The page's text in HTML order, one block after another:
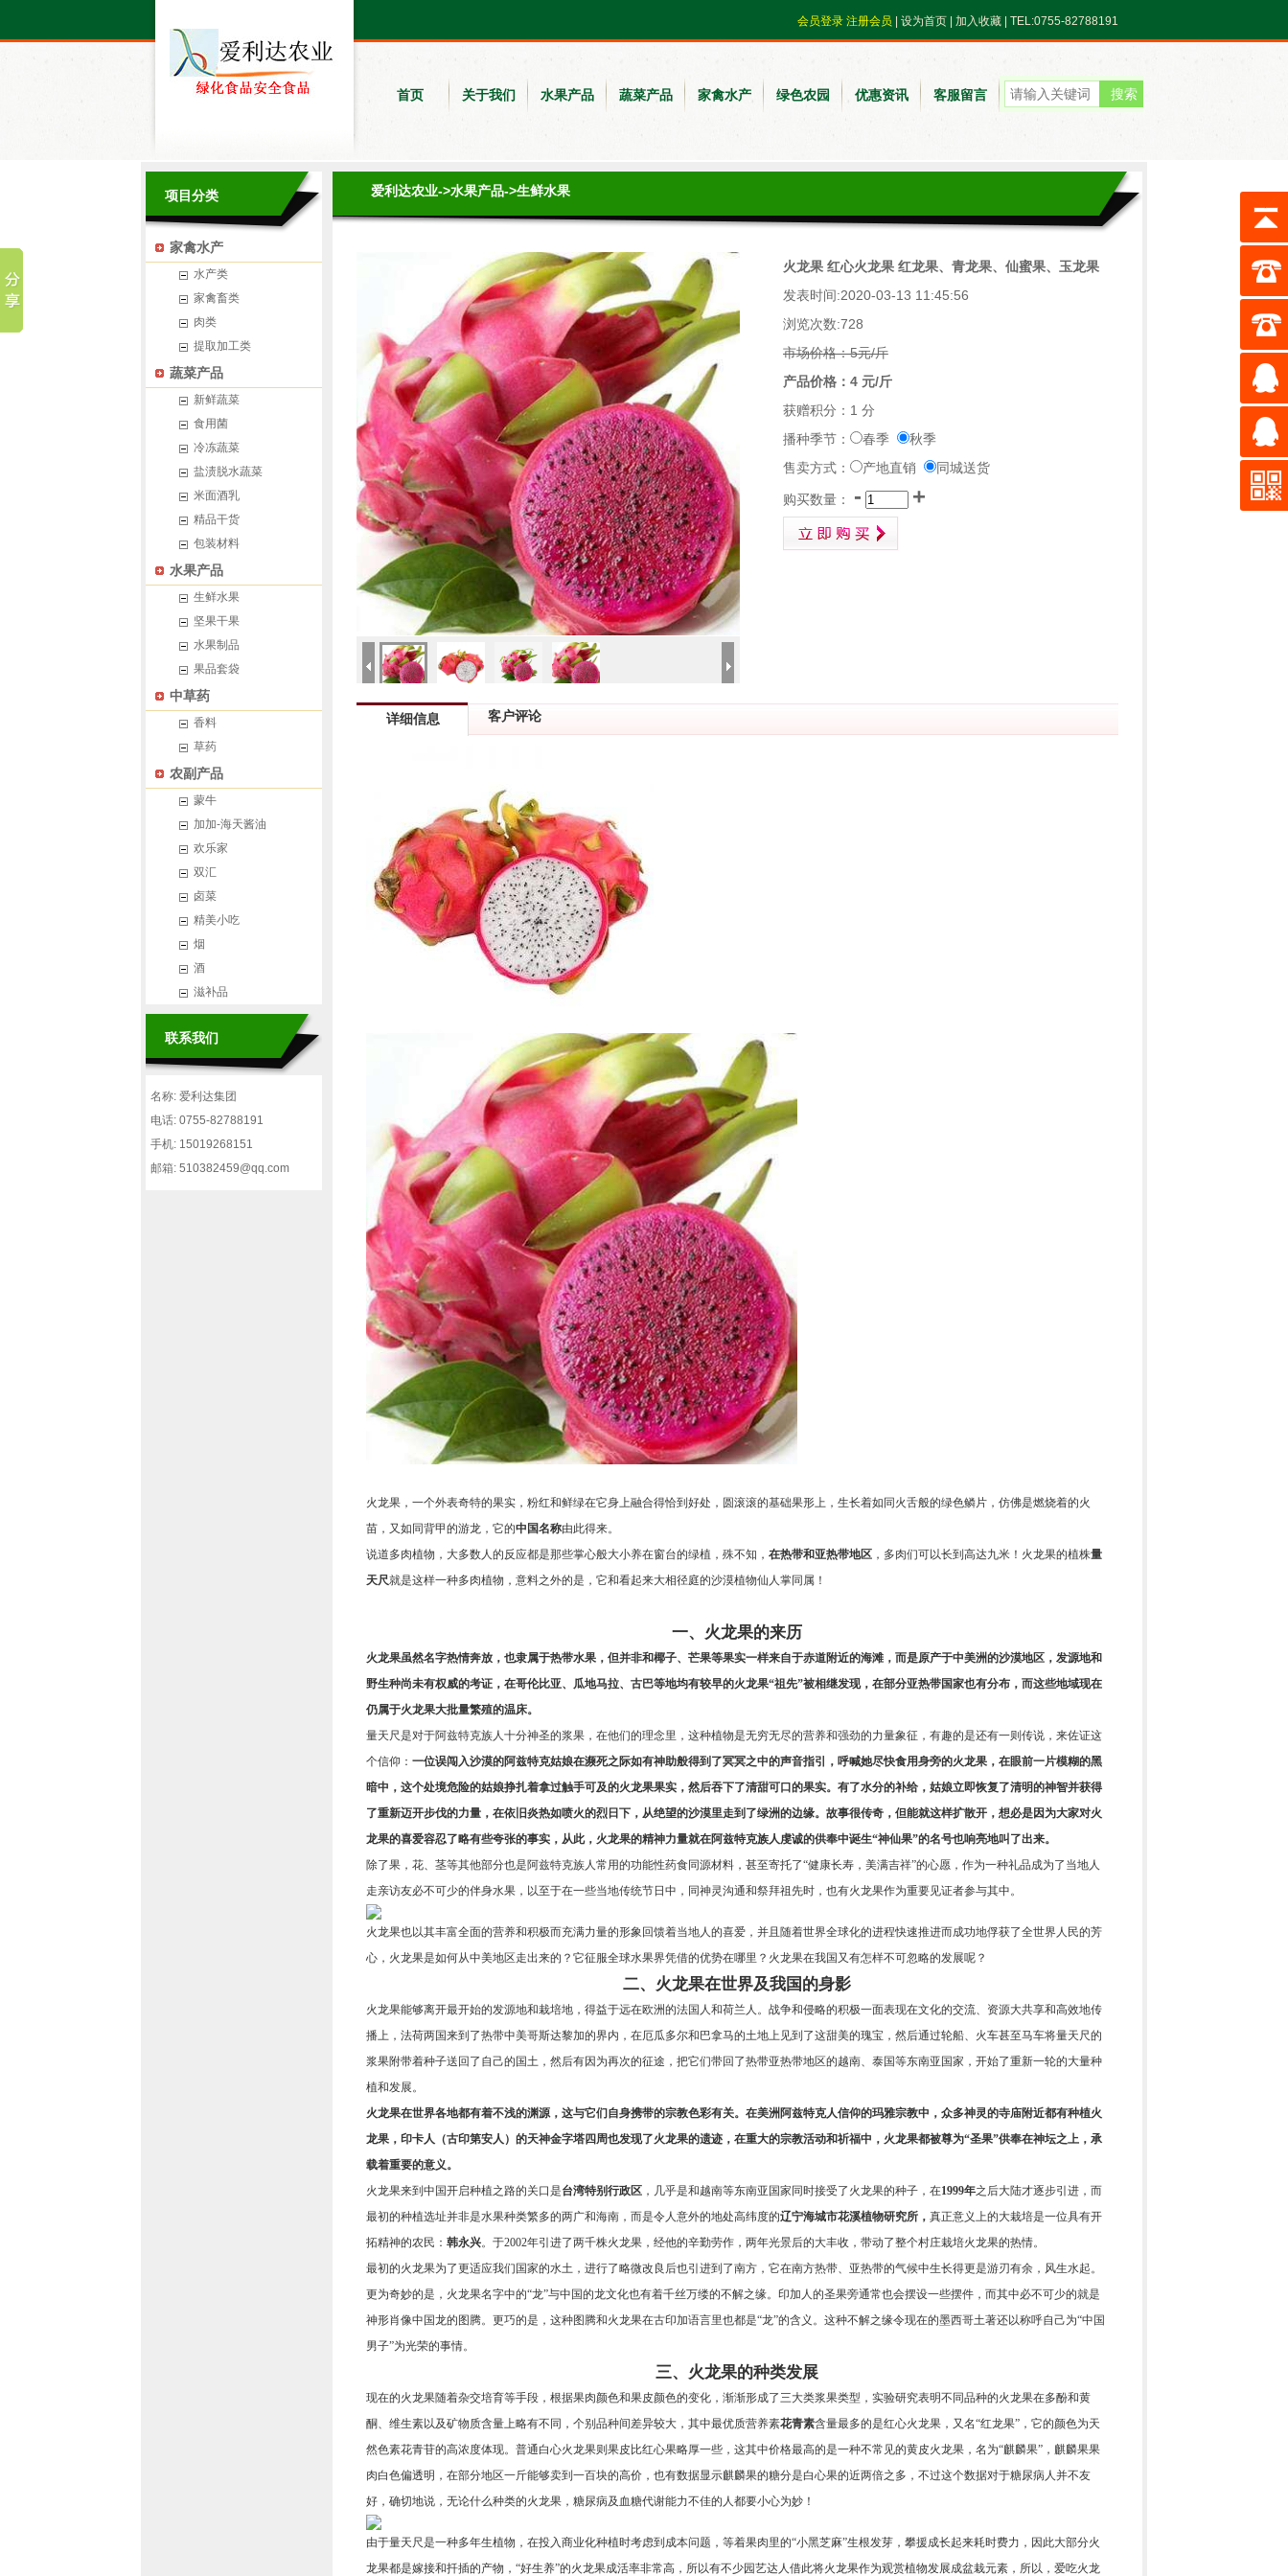
会员登录 注册会员 设为首页 加入收藏 | TEL:0755-82788191
首页 关于我们 水果产品 蔬菜产品 家禽水产 绿色农园 优惠资讯 客服留言
项目分类
家禽水产
水产类
家禽畜类
肉类
提取加工类
蔬菜产品
新鲜蔬菜
食用菌
冷冻蔬菜
盐渍脱水蔬菜
米面酒乳
精品干货
包装材料
水果产品
生鲜水果
坚果干果
水果制品
果品套袋
中草药
香料
草药
农副产品
蒙牛
加加-海天酱油
欢乐家
双汇
卤菜
精美小吃
烟
酒
滋补品
联系我们
名称: 爱利达集团
电话: 0755-82788191
手机: 15019268151
邮箱: 510382459@qq.com
爱利达农业->水果产品->生鲜水果
火龙果 红心火龙果 红龙果、青龙果、仙蜜果、玉龙果
发表时间:2020-03-13 11:45:56
浏览次数:728
市场价格：5元/斤
产品价格：4 元/斤
获赠积分：1 分
播种季节：
春季
秋季
售卖方式：
产地直销 同城送货
购买数量： - +
详细信息 客户评论
火龙果，一个外表奇特的果实，粉红和鲜绿在它身上融合得恰到好处，圆滚滚的基础果形上，生长着如同火舌般的绿色鳞片，仿佛是燃烧着的火
苗，又如同背甲的游龙，它的中国名称由此得来。
说道多肉植物，大多数人的反应都是那些掌心般大小养在窗台的绿植，殊不知，在热带和亚热带地区 ，多肉们可以长到高达九米！火龙果的植株量
天尺就是这样一种多肉植物，意料之外的是，它和看起来大相径庭的沙漠植物仙人掌同属！
一、火龙果的来历
火龙果虽然名字热情奔放，也隶属于热带水果，但并非和椰子、芒果等果实一样来自于赤道附近的海滩，而是原产于中美洲的沙漠地区，发源地和
野生种尚未有权威的考证，在哥伦比亚、瓜地马拉、古巴等地均有较早的火龙果“祖先”被相继发现，在部分亚热带国家也有分布，而这些地域现在
仍属于火龙果大批量繁殖的温床。
量天尺是对于阿兹特克族人十分神圣的浆果，在他们的理念里，这种植物是无穷无尽的营养和强劲的力量象征，有趣的是还有一则传说，来佐证这
个信仰：一位误闯入沙漠的阿兹特克姑娘在濒死之际如有神助般得到了冥冥之中的声音指引，呼喊她尽快食用身旁的火龙果，在眼前一片模糊的黑
暗中，这个处境危险的姑娘挣扎着拿过触手可及的火龙果果实，然后吞下了清甜可口的果实。有了水分的补给，姑娘立即恢复了清明的神智并获得
了重新迈开步伐的力量，在依旧炎热如喷火的烈日下，从绝望的沙漠里走到了绿洲的边缘。故事很传奇，但能就这样扩散开，想必是因为大家对火
龙果的喜爱容忍了略有些夸张的事实，从此，火龙果的精神力量就在阿兹特克族人虔诚的供奉中诞生“神仙果”的名号也响亮地叫了出来。
除了果，花、茎等其他部分也是阿兹特克族人常用的功能性药食同源材料，甚至寄托了“健康长寿，美满吉祥”的心愿，作为一种礼品成为了当地人
走亲访友必不可少的伴身水果，以至于在一些当地传统节日中，同神灵沟通和祭拜祖先时，也有火龙果作为重要见证者参与其中。
火龙果也以其丰富全面的营养和积极而充满力量的形象回馈着当地人的喜爱，并且随着世界全球化的进程快速推进而成功地俘获了全世界人民的芳
心，火龙果是如何从中美地区走出来的？它征服全球水果界凭借的优势在哪里？火龙果在我国又有怎样不可忽略的发展呢？
二、火龙果在世界及我国的身影
火龙果能够离开最开始的发源地和栽培地，得益于远在欧洲的法国人和荷兰人。战争和侵略的积极一面表现在文化的交流、资源大共享和高效地传
播上，法荷两国来到了热带中美哥斯达黎加的界内，在厄瓜多尔和巴拿马的土地上见到了这甜美的瑰宝，然后通过轮船、火车甚至马车将量天尺的
浆果附带着种子送回了自己的国土，然后有因为再次的征途，把它们带回了热带亚热带地区的越南、泰国等东南亚国家，开始了重新一轮的大量种
植和发展。
火龙果在世界各地都有着不浅的渊源，这与它们自身携带的宗教色彩有关。在美洲阿兹特克人信仰的玛雅宗教中，众多神灵的寺庙附近都有种植火
龙果，印卡人（古印第安人）的天神金字塔四周也发现了火龙果的遗迹，在重大的宗教活动和祈福中，火龙果都被尊为“圣果”供奉在神坛之上，承
载着重要的意义。
火龙果来到中国开启种植之路的关口是台湾特别行政区 ，几乎是和越南等东南亚国家同时接受了火龙果的种子，在1999年之后大陆才逐步引进，而
最初的种植选址并非是水果种类繁多的两广和海南，而是令人意外的地处高纬度的辽宁海城市花溪植物研究所，真正意义上的大栽培是一位具有开
拓精神的农民：韩永兴。于2002年引进了两千株火龙果，经他的辛勤劳作，两年光景后的大丰收，带动了整个村庄栽培火龙果的热情。
最初的火龙果为了更适应我们国家的水土，进行了略微改良后也引进到了南方，它在南方热带、亚热带的气候中生长得更是游刃有余，风生水起。
更为奇妙的是，火龙果名字中的“龙”与中国的龙文化也有着千丝万缕的不解之缘。印加人的圣果旁通常也会摆设一些摆件，而其中必不可少的就是
神形肖像中国龙的图腾。更巧的是，这种图腾和火龙果在古印加语言里也都是“龙”的含义。这种不解之缘令现在的墨西哥土著还以称呼自己为“中国
男子”为光荣的事情。
三、火龙果的种类发展
现在的火龙果随着杂交培育等手段，根据果肉颜色和果皮颜色的变化，渐渐形成了三大类浆果类型，实验研究表明不同品种的火龙果在多酚和黄
酮、维生素以及矿物质含量上略有不同，个别品种间差异较大，其中最优质营养素花青素含量最多的是红心火龙果，又名“红龙果”，它的颜色为天
然色素花青苷的高浓度体现。普通白心火龙果则果皮比红心果略厚一些，这其中价格最高的是一种不常见的黄皮火龙果，名为“麒麟果”，麒麟果果
肉白色偏透明，在部分地区一斤能够卖到一百块的高价，也有数据显示麒麟果的糖分是白心果的近两倍之多，不过这个数据对于糖尿病人并不友
好，确切地说，无论什么种类的火龙果，糖尿病及血糖代谢能力不佳的人都要小心为妙！
由于量天尺是一种多年生植物，在投入商业化种植时考虑到成本问题，等着果肉里的“小黑芝麻”生根发芽，攀援成长起来耗时费力，因此大部分火
龙果都是嫁接和扦插的产物，“好生养”的火龙果成活率非常高，所以有不少园艺达人借此将火龙果作为观赏植物发展成盆栽元素，所以，爱吃火龙